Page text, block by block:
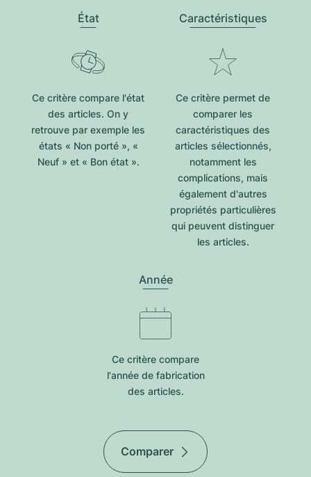
État
Ce critère compare l'état
des articles. On y
retrouve par exemple les
états « Non porté », «
Neuf » et « Bon état ».
Caractéristiques
Ce critère permet de
comparer les
caractéristiques des
articles sélectionnés,
notamment les
complications, mais
également d'autres
propriétés particulières
qui peuvent distinguer
les articles.
Année
Ce critère compare
l'année de fabrication
des articles.
Comparer